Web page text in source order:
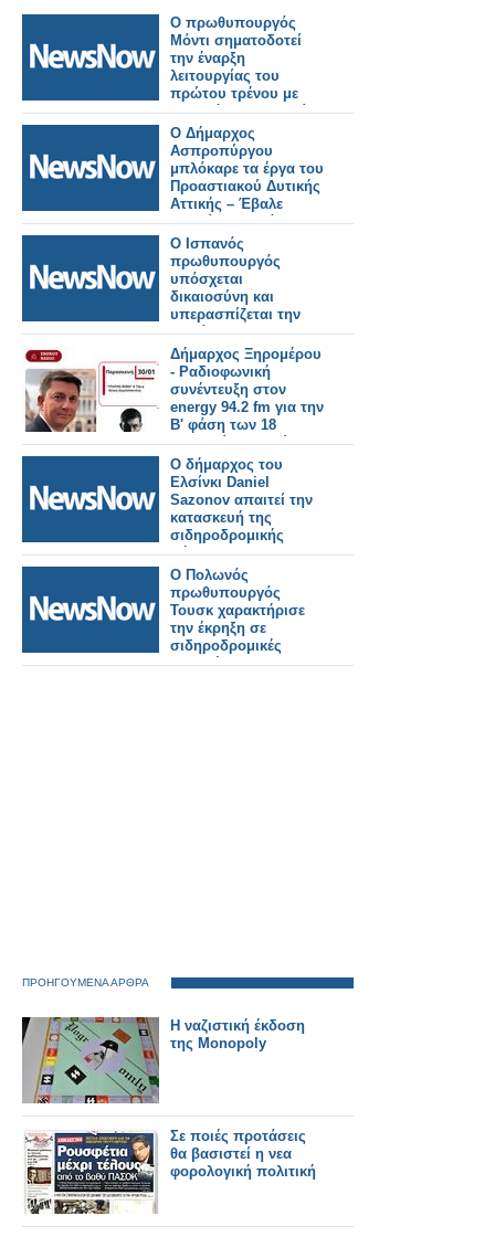
Ο πρωθυπουργός
Μόντι σηματοδοτεί
την έναρξη
λειτουργίας του
πρώτου τρένου με
υδρογόνο στην Ινδία,
αποκαλώντας το
επιτυχημένο
παράδειγμα της
καμπάνιας «Make in
India»
Ο Δήμαρχος
Ασπροπύργου
μπλόκαρε τα έργα του
Προαστιακού Δυτικής
Αττικής – Έβαλε
ανθρώπους πάνω
στις γραμμές
Ο Ισπανός
πρωθυπουργός
υπόσχεται
δικαιοσύνη και
υπερασπίζεται την
ασφάλεια των
σιδηροδρόμων μετά
τα θανατηφόρα
δυστυχήματα
Δήμαρχος Ξηρομέρου
- Ραδιοφωνική
συνέντευξη στον
energy 94.2 fm για την
Β' φάση των 18
λιμενικών μελετών
(ηχητικό).
Ο δήμαρχος του
Ελσίνκι Daniel
Sazonov απαιτεί την
κατασκευή της
σιδηροδρομικής
σήραγγας προς το
Ταλίν
Ο Πολωνός
πρωθυπουργός
Τουσκ χαρακτήρισε
την έκρηξη σε
σιδηροδρομικές
γραμμές ως
ΠΡΟΗΓΟΥΜΕΝΑ ΑΡΘΡΑ
Η ναζιστική έκδοση
της Monopoly
Σε ποιές προτάσεις
θα βασιστεί η νεα
φορολογική πολιτική